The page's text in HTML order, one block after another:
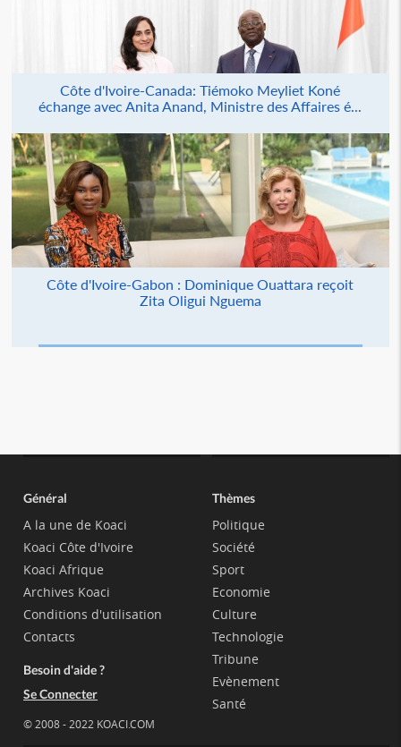
Côte d'Ivoire-Canada: Tiémoko Meyliet Koné
échange avec Anita Anand, Ministre des Affaires é...
Côte d'Ivoire-Gabon : Dominique Ouattara reçoit
Zita Oligui Nguema
Général
A la une de Koaci
Koaci Côte d'Ivoire
Koaci Afrique
Archives Koaci
Conditions d'utilisation
Contacts
Besoin d'aide ?
Se Connecter
© 2008 - 2022 KOACI.COM
Thèmes
Politique
Société
Sport
Economie
Culture
Technologie
Tribune
Evènement
Santé